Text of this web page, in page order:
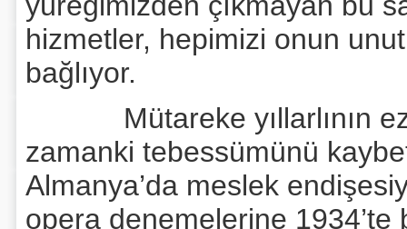
hizmetler, hepimizi onun
bağlıyor.
Mütareke yıllarlının
zamanki tebessümünü
Almanya’da meslek
opera denemelerine